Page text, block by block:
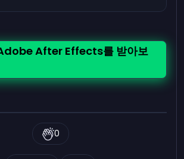
After Effects를 받아보
0